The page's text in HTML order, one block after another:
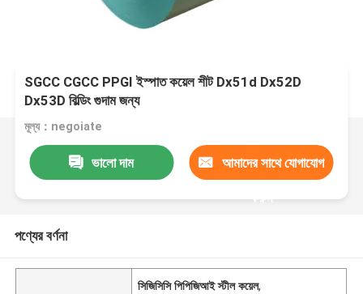
SGCC CGCC PPGI ইস্পাত কয়েল শীট Dx51d Dx52D
Dx53D বিল্ডিং গুদাম জন্য
মূল্য：negoiate
ভালো দাম আমাদের সাথে যোগাযোগ
করুন
পণ্যের বর্ণনা
সিজিসিসি পিপিজিআই স্টীল কয়েল,